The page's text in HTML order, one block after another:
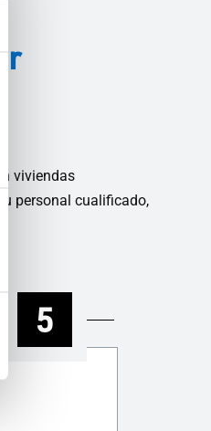
viviendas
personal cualificado,
5